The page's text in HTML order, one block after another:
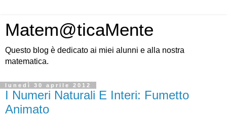
Matem@ticaMente
Questo blog è dedicato ai miei alunni e alla nostra
matematica.
lunedì 30 aprile 2012
I Numeri Naturali E Interi: Fumetto
Animato